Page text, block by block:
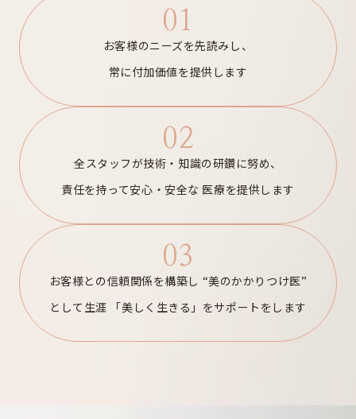
01
お客様のニーズを先読みし、
常に付加価値を提供します
02
全スタッフが技術・知識の研鑽に努め、
責任を持って安心・安全な 医療を提供します
03
お客様との信頼関係を構築し “美のかかりつけ医”
として生涯 「美しく生きる」をサポートをします